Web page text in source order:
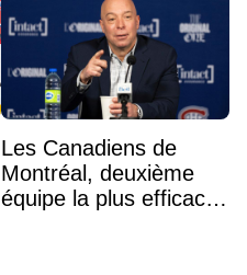
Les Canadiens de
Montréal, deuxième
équipe la plus efficace